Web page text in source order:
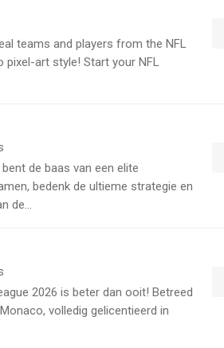
teams and players from the NFL
art style! Start your NFL
bent de baas van een elite
bedenk de ultieme strategie en
de...
2026 is beter dan ooit! Betreed
volledig gelicentieerd in